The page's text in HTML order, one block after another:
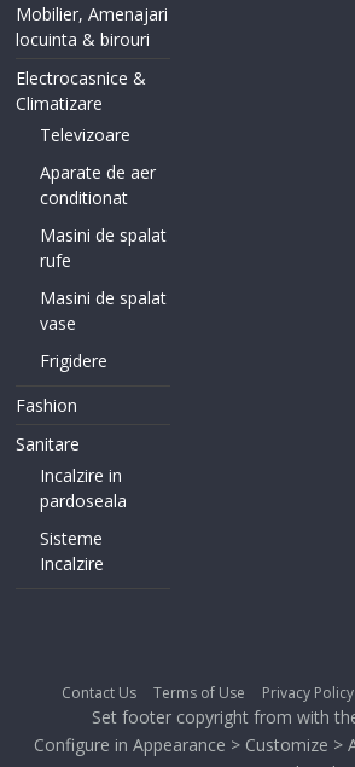
Mobilier, Amenajari
locuinta & birouri
Electrocasnice &
Climatizare
Televizoare
Aparate de aer
conditionat
Masini de spalat
rufe
Masini de spalat
vase
Frigidere
Fashion
Sanitare
Incalzire in
pardoseala
Sisteme
Incalzire
Contact Us Terms of Use Privacy Policy
Set footer copyright from with
Configure in Appearance > Customize >